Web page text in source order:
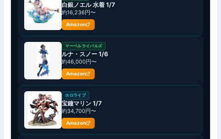
白銀ノエル 水着 1/7
約16,236円〜
Amazon
マーベルライバルズ
ルナ・スノー 1/6
約46,000円〜
Amazon
ホロライブ
宝鐘マリン 1/7
約34,700円〜
Amazon